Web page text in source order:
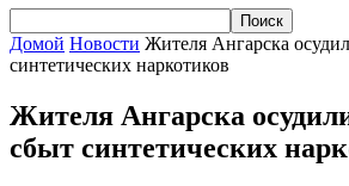
Домой Новости Жителя Ангарска
синтетических наркотиков
Жителя Ангарска
сбыт синтетических